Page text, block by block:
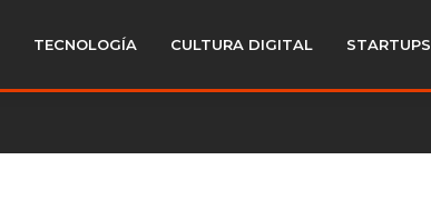
TECNOLOGÍA CULTURA DIGITAL STARTUPS